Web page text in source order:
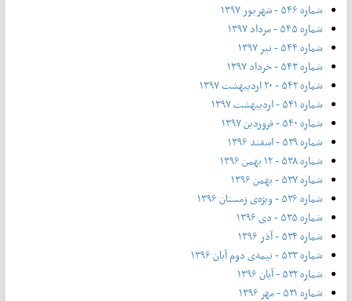
شماره ۵۴۶ - شهریور ۱۳۹۷
شماره ۵۴۵ - مرداد ۱۳۹۷
شماره ۵۴۴ - تیر ۱۳۹۷
شماره ۵۴۳ - خرداد ۱۳۹۷
شماره ۵۴۲ - ۲۰ اردیبهشت ۱۳۹۷
شماره ۵۴۱ - اردیبهشت ۱۳۹۷
شماره ۵۴۰ - فروردین ۱۳۹۷
شماره ۵۳۹ - اسفند ۱۳۹۶
شماره ۵۳۸ - ۱۲ بهمن ۱۳۹۶
شماره ۵۳۷ - بهمن ۱۳۹۶
شماره ۵۳۶ - ویژه‌ی زمستان ۱۳۹۶
شماره ۵۳۵ - دی ۱۳۹۶
شماره ۵۳۴ - آذر ۱۳۹۶
شماره ۵۳۳ - نیمه‌ی دوم آبان ۱۳۹۶
شماره ۵۳۲ - آبان ۱۳۹۶
شماره ۵۳۱ - مهر ۱۳۹۶